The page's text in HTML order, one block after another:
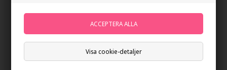
Visa cookie-detaljer
Ej i lager- Leveranstid: Ukendt arbetsdagar